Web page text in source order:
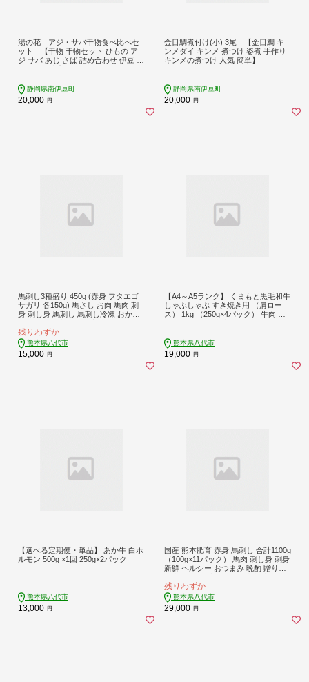
湯の花 アジ・サバ干物食べ比べセ
ット 【干物 干物セット ひもの ア
ジ サバ あじ さば 詰め合わせ 伊豆 海
静岡県南伊豆町
20,000 円
金目鯛煮付け(小) 3尾 【金目鯛 キ
ンメダイ キンメ 煮つけ 姿煮 手作り
キンメの煮つけ 人気 簡単】
静岡県南伊豆町
20,000 円
馬刺し3種盛り 450g (赤身 フタエゴ
サガリ 各150g) 馬さし お肉 馬肉 刺
身 刺し身 馬刺し 馬刺し冷凍 おかず
残りわずか
熊本県八代市
15,000 円
【A4～A5ランク】 くまもと黒毛和牛
しゃぶしゃぶ すき焼き用 （肩ロー
ス） 1kg （250g×4パック） 牛肉 お
熊本県八代市
19,000 円
【選べる定期便・単品】 あか牛 白ホ
ルモン 500g ×1回 250g×2パック
熊本県八代市
13,000 円
国産 熊本肥育 赤身 馬刺し 合計1100g
（100g×11パック） 馬肉 刺し身 刺身
新鮮 ヘルシー おつまみ 晩酌 贈り物
代市
残りわずか
熊本県八代市
29,000 円